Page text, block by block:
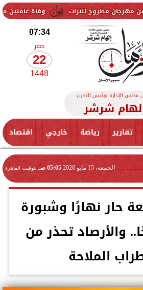
وفاة عاملين متأثرين للتراث
07:34
صفر
22
1448
مجلس الإدارة ورئيس التحرير
شرشر
تقارير رياضة خارجي اقتصاد
الجمعة، 15 مايو 2026 05:05 صـ بتوقيت القاهرة
حار نهارًا وشبورة
والأرصاد تحذر من
الملاحة